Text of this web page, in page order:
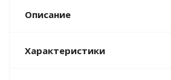
Описание
Характеристики